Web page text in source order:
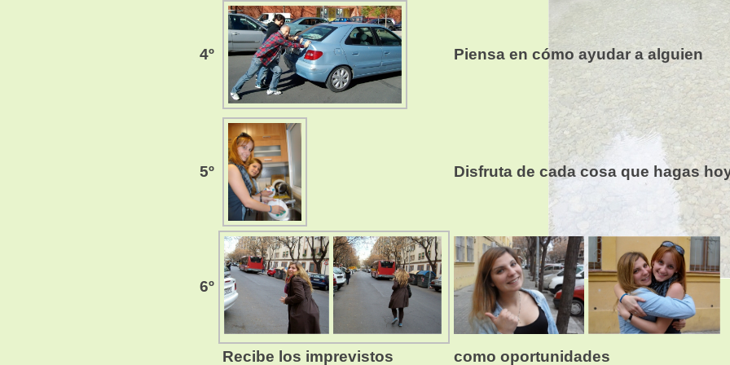
4º Piensa en cómo ayudar a alguien
5º Disfruta de cada cosa que hagas
6º
Recibe los imprevistos como oportunidades